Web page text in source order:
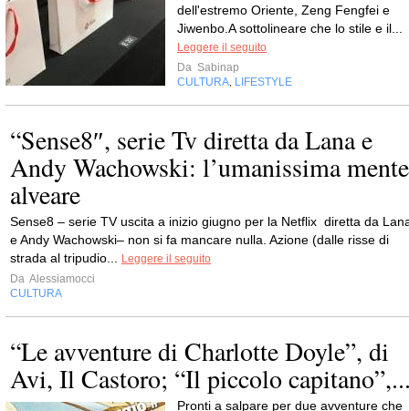
dell'estremo Oriente, Zeng Fengfei e
Jiwenbo.A sottolineare che lo stile e il...
Leggere il seguito
Da Sabinap
CULTURA LIFESTYLE
“Sense8″, serie Tv diretta da Lana e
Andy Wachowski: l’umanissima mente
alveare
Sense8 – serie TV uscita a inizio giugno per la Netflix diretta da
e Andy Wachowski– non si fa mancare nulla. Azione (dalle risse di
strada al tripudio...
Leggere il seguito
Da Alessiamocci
CULTURA
“Le avventure di Charlotte Doyle”, di
Avi, Il Castoro; “Il piccolo
Pronti a salpare per due avventure che